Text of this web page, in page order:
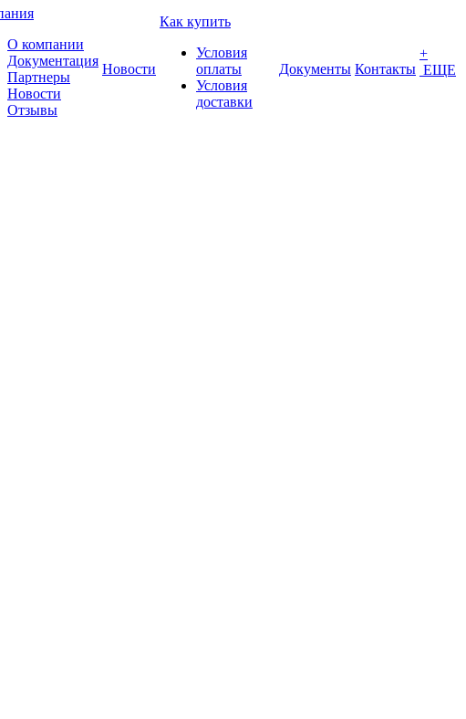
О компании
Документация
Партнеры
Новости
Отзывы
Новости
Как купить
Условия
оплаты
Условия
доставки
Документы Контакты
+
ЕЩЕ